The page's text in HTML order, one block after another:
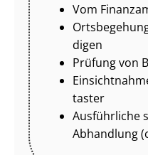
Vom
di­gen
Prüfung von
tas­ter
Ausführliche
Abhandlung